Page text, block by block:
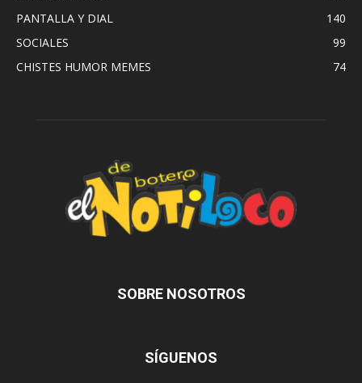
PANTALLA Y DIAL
140
SOCIALES
99
CHISTES HUMOR MEMES
74
SOBRE NOSOTROS
SÍGUENOS